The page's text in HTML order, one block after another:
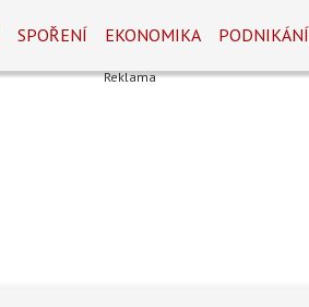
SPOŘENÍ EKONOMIKA PODNIKÁNÍ